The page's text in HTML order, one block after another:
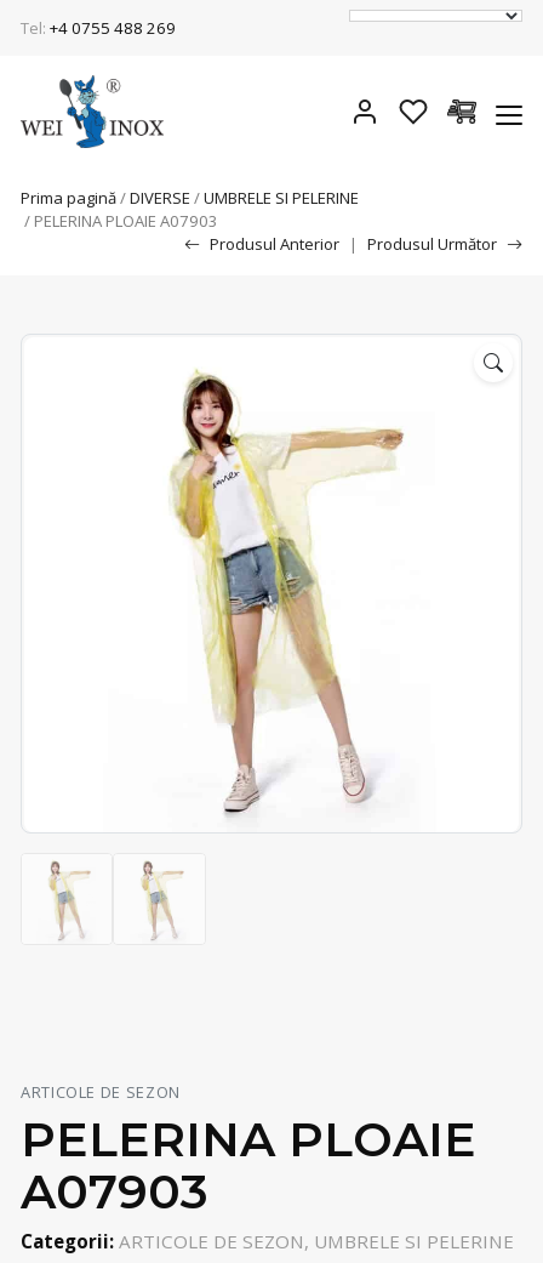
Tel: +4 0755 488 269
Prima pagină/DIVERSE /UMBRELE SI PELERINE
/ PELERINA PLOAIE A07903
Produsul Anterior
| Produsul Următor
ARTICOLE DE SEZON
PELERINA PLOAIE
A07903
Categorii: ARTICOLE DE SEZON, UMBRELE SI PELERINE